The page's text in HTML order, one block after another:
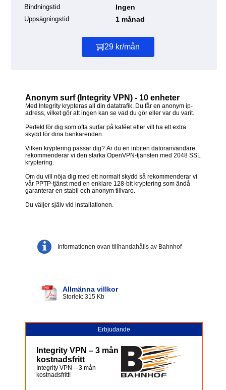
Bindningstid Ingen
Uppsägningstid 1 månad
29 kr/mån
Anonym surf (Integrity VPN) - 10 enheter
Med Integrity krypteras all din datatrafik. Du får en anonym ip-
adress, vilket gör att ingen kan se vad du gör eller var du varit.
Perfekt för dig som ofta surfar på kaféet eller vill ha ett extra
skydd för dina bankärenden.
Vilken kryptering passar dig? Är du en inbiten datoranvändare
rekommenderar vi den starka OpenVPN-tjänsten med 2048 SSL
kryptering.
Om du vill nöja dig med ett normalt skydd så rekommenderar vi
vår PPTP-tjänst med en enklare 128-bit kryptering som ändå
garanterar en stabil och anonym tillvaro.
Du väljer själv vid installationen.
Informationen ovan tillhandahålls av Bahnhof
Allmänna villkor
Storlek: 315 Kb
Erbjudande
Integrity VPN – 3 mån
kostnadsfritt
Integrity VPN – 3 mån
kostnadsfritt!